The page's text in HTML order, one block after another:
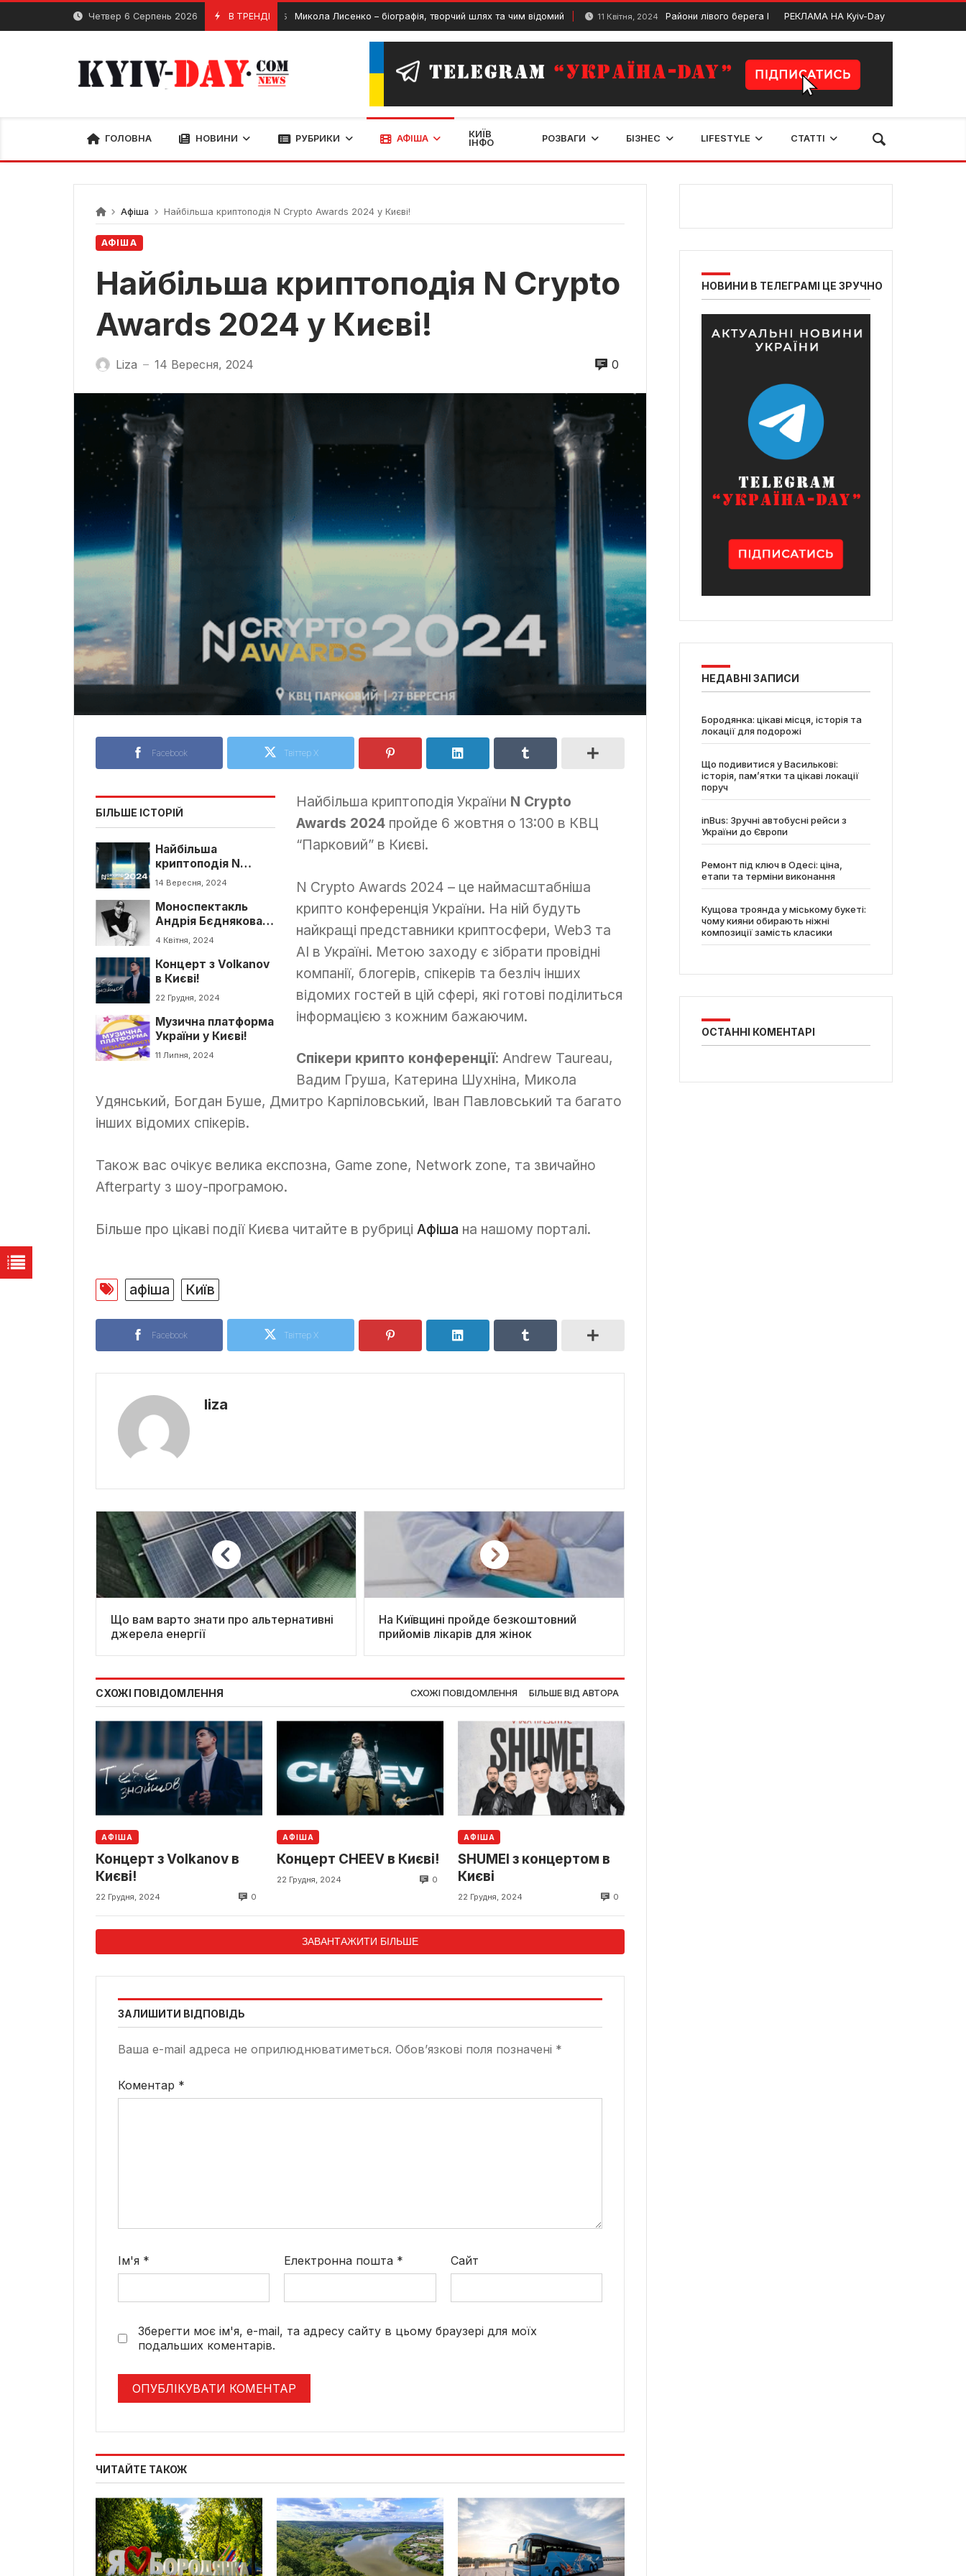
Перейти
вмісту
Четвер 6 Серпень 2026 В ТРЕНДІ
1 Травня, 2025 Микола Лисенко – біографія, творчий шлях та чим відомий 11 Квітня, 2024 Райони лівого берега Києва. Детальний огляд 13 Лютого, 2025
РЕКЛАМА НА Kyiv-Day
ГОЛОВНА НОВИНИ РУБРИКИ АФІША
КИЇВ
ІНФО
РОЗВАГИ БІЗНЕС LIFESTYLE СТАТТІ
Афіша Найбільша криптоподія N Crypto Awards 2024 у Києві!
АФІША
Найбільша криптоподія N Crypto
Awards 2024 у Києві!
Liza — 14 Вересня, 2024 0
Facebook Твіттер X
БІЛЬШЕ ІСТОРІЙ
Найбільша
криптоподія N
Crypto Awards 2024
14 Вересня, 2024
Моноспектакль
Андрія Бєднякова у
Києві
4 Квітня, 2024
Концерт з Volkanov
в Києві!
22 Грудня, 2024
Музична платформа
України у Києві!
11 Липня, 2024
Найбільша криптоподія України N Crypto
Awards 2024пройде 6 жовтня о 13:00 в КВЦ
“Парковий” в Києві.
N Crypto Awards 2024 – це наймасштабніша
крипто конференція України. На ній будуть
найкращі представники криптосфери, Web3 та
AI в Україні. Метою заходу є зібрати провідні
компанії, блогерів, спікерів та безліч інших
відомих гостей в цій сфері, які готові поділиться
інформацією з кожним бажаючим.
Спікери крипто конференції: Andrew Taureau,
Вадим Груша, Катерина Шухніна, Микола
Удянський, Богдан Буше, Дмитро Карпіловський, Іван Павловський та багато
інших відомих спікерів.
Також вас очікує велика експозна, Game zone, Network zone, та звичайно
Afterparty з шоу-програмою.
Більше про цікаві події Києва читайте в рубриці Афіша на нашому порталі.
афіша Київ
Facebook Твіттер X
liza
Що вам варто знати про альтернативні
джерела енергії
На Київщині пройде безкоштовний
прийомів лікарів для жінок
СХОЖІ ПОВІДОМЛЕННЯ СХОЖІ ПОВІДОМЛЕННЯ БІЛЬШЕ ВІД АВТОРА
АФІША
Концерт з Volkanov в
Києві!
22 Грудня, 2024 0
АФІША
Концерт CHEEV в Києві!
22 Грудня, 2024 0
АФІША
SHUMEI з концертом в
Києві
22 Грудня, 2024 0
ЗАВАНТАЖИТИ БІЛЬШЕ
ЗАЛИШИТИ ВІДПОВІДЬ
Ваша e-mail адреса не оприлюднюватиметься. Обов’язкові поля позначені *
Коментар *
Ім'я * Електронна пошта * Сайт
Зберегти моє ім'я, e-mail, та адресу сайту в цьому браузері для моїх
подальших коментарів.
ЧИТАЙТЕ ТАКОЖ
НОВИНИ В ТЕЛЕГРАМІ ЦЕ ЗРУЧНО
НЕДАВНІ ЗАПИСИ
Бородянка: цікаві місця, історія та
локації для подорожі
Що подивитися у Василькові:
історія, пам’ятки та цікаві локації
поруч
inBus: Зручні автобусні рейси з
України до Європи
Ремонт під ключ в Одесі: ціна,
етапи та терміни виконання
Кущова троянда у міському букеті:
чому кияни обирають ніжні
композиції замість класики
ОСТАННІ КОМЕНТАРІ